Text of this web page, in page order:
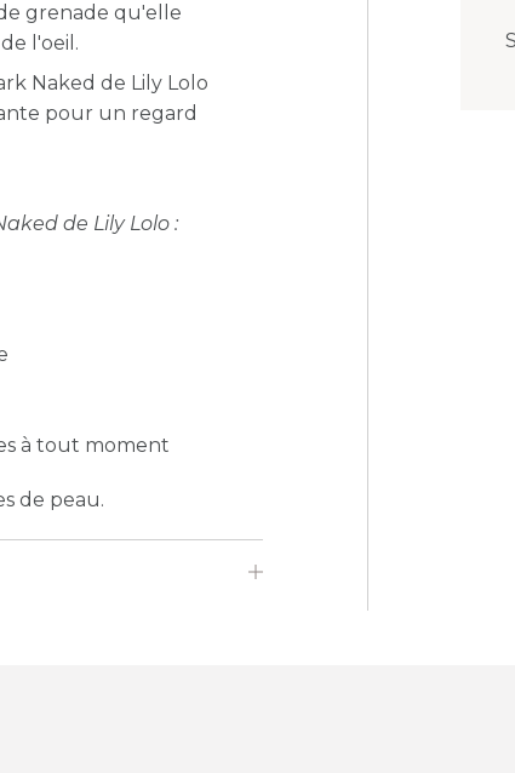
grenade qu'elle
l'oeil.
Naked de Lily Lolo
pour un regard
de Lily Lolo :
à tout moment
de peau.